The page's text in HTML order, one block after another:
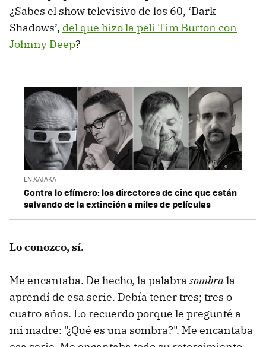
¿Sabes el show televisivo de los 60, ‘Dark
Shadows’, del que hizo la peli Tim Burton con
Johnny Deep?
EN XATAKA
Contra lo efímero: los directores de cine que están
salvando de la extinción a miles de películas
Lo conozco, sí.
Me encantaba. De hecho, la palabra sombrala
aprendí de esa serie. Debía tener tres; tres o
cuatro años. Lo recuerdo porque le pregunté a
mi madre: "¿Qué es una sombra?". Me encantaba